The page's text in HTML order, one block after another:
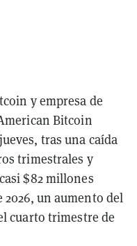
y empresa de
Bitcoin
tras una caída
trimestrales y
$82 millones
un aumento del
cuarto trimestre de